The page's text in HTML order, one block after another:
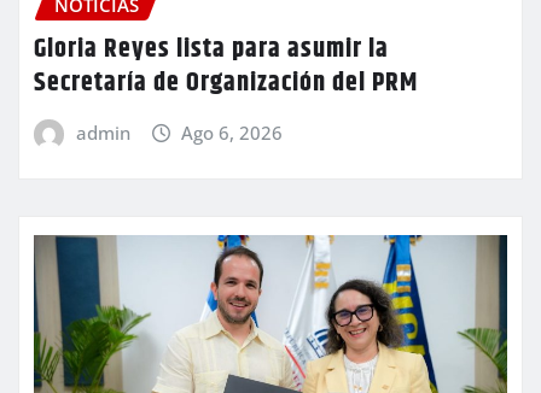
NOTICIAS
Gloria Reyes lista para asumir la
Secretaría de Organización del PRM
admin Ago 6, 2026